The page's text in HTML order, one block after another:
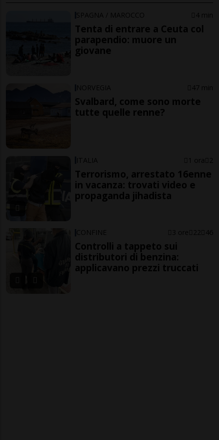
SPAGNA / MAROCCO 4 min
Tenta di entrare a Ceuta col
parapendio: muore un
giovane
NORVEGIA 47 min
Svalbard, come sono morte
tutte quelle renne?
ITALIA 1 ora 2
Terrorismo, arrestato 16enne
in vacanza: trovati video e
propaganda jihadista
CONFINE 3 ore 22 46
Controlli a tappeto sui
distributori di benzina:
applicavano prezzi truccati